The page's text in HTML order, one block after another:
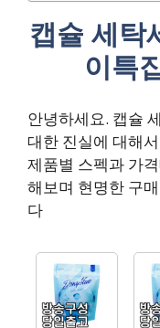
캡슐 세탁
이특
안녕하세요. 캡슐
대한 진실에 대해
제품별 스펙과 가
해보며 현명한 구
다